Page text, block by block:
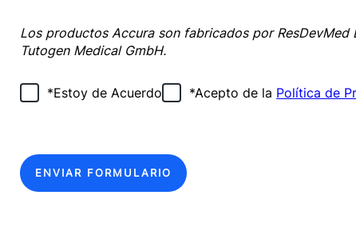
Los productos Accurason fabricados por ResDevMed
Tutogen Medical GmbH.
*Estoy de Acuerdo *Acepto de la Política de
ENVIAR FORMULARIO